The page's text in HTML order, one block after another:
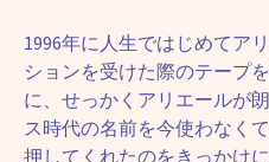
1996年に人生ではじめてア
ションを受けた際のテープ
に、せっかくアリエールが
ス時代の名前を今使わなく
押してくれたのをきっかけ